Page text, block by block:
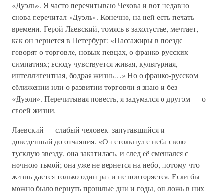
«Дуэль». Я часто перечитываю Чехова и вот недавно
снова перечитал «Дуэль». Конечно, на ней есть печать
времени. Герой Лаевский, томясь в захолустье, мечтает,
как он вернется в Петербург: «Пассажиры в поезде
говорят о торговле, новых певцах, о франко-русских
симпатиях; всюду чувствуется живая, культурная,
интеллигентная, бодрая жизнь…» Но о франко-русском
сближении или о развитии торговли я знаю и без
«Дуэли». Перечитывая повесть, я задумался о другом — о
своей жизни.
Лаевский — слабый человек, запутавшийся и
доведенный до отчаяния: «Он столкнул с неба свою
тусклую звезду, она закатилась, и след её смешался с
ночною тьмой; она уже не вернется на небо, потому что
жизнь дается только один раз и не повторяется. Если бы
можно было вернуть прошлые дни и годы, он ложь в них